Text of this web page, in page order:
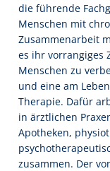
die führende
Menschen mit
Zusammenarbeit
es ihr vorrangiges
Menschen zu
und eine am
Therapie. Dafür
in ärztlichen
Apotheken,
zusammen. Der